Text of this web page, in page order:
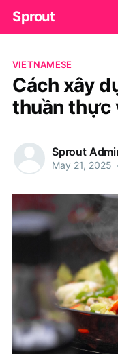
Sprout
VIETNAMESE
Cách xây
thuần thực
Sprout
May 21, 2025